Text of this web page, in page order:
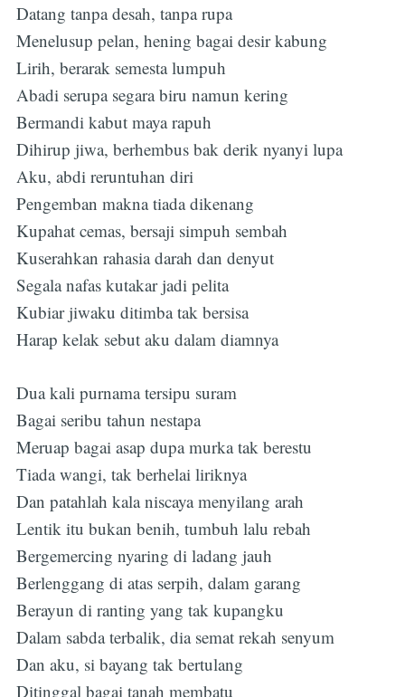
Datang tanpa desah, tanpa rupa
Menelusup pelan, hening bagai desir kabung
Lirih, berarak semesta lumpuh
Abadi serupa segara biru namun kering
Bermandi kabut maya rapuh
Dihirup jiwa, berhembus bak derik nyanyi lupa
Aku, abdi reruntuhan diri
Pengemban makna tiada dikenang
Kupahat cemas, bersaji simpuh sembah
Kuserahkan rahasia darah dan denyut
Segala nafas kutakar jadi pelita
Kubiar jiwaku ditimba tak bersisa
Harap kelak sebut aku dalam diamnya
Dua kali purnama tersipu suram
Bagai seribu tahun nestapa
Meruap bagai asap dupa murka tak berestu
Tiada wangi, tak berhelai liriknya
Dan patahlah kala niscaya menyilang arah
Lentik itu bukan benih, tumbuh lalu rebah
Bergemercing nyaring di ladang jauh
Berlenggang di atas serpih, dalam garang
Berayun di ranting yang tak kupangku
Dalam sabda terbalik, dia semat rekah senyum
Dan aku, si bayang tak bertulang
Ditinggal bagai tanah membatu